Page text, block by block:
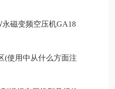
永磁变频空压机GA18
(使用中从什么方面注